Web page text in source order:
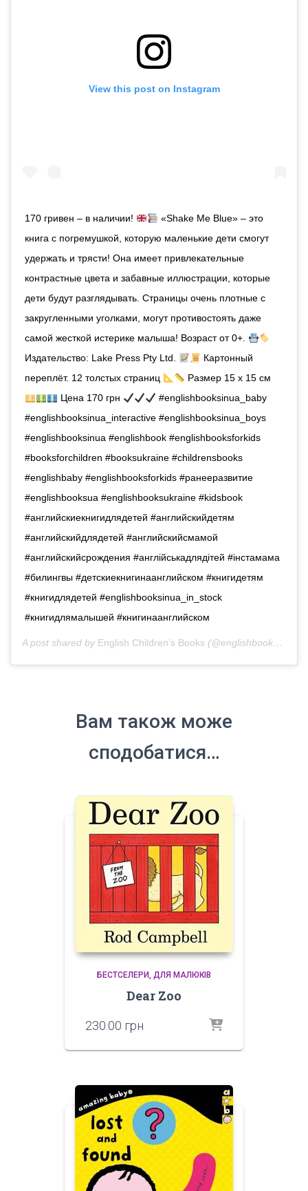
View this post on Instagram
170 гривен – в наличии!
«Shake Me Blue» – это
книга с погремушкой, которую маленькие дети смогут
удержать и трясти! Она имеет привлекательные
контрастные цвета и забавные иллюстрации, которые
дети будут разглядывать. Страницы очень плотные с
закругленными уголками, могут противостоять даже
самой жесткой истерике малыша! Возраст от 0+.
Издательство: Lake Press Pty Ltd.
Картонный
переплёт. 12 толстых страниц
Размер 15 x 15 см
Цена 170 грн
#englishbooksinua_baby
#englishbooksinua_interactive #englishbooksinua_boys
#englishbooksinua #englishbook #englishbooksforkids
#booksforchildren #booksukraine #childrensbooks
#englishbaby #englishbooksforkids #ранееразвитие
#englishbooksua #englishbooksukraine #kidsbook
#английскиекнигидлядетей #английскийдетям
#английскийдлядетей #английскийсмамой
#английскийсрождения #англійськадлядітей #iнстамама
#билингвы #детскиекнигинаанглийском #книгидетям
#книгидлядетей #englishbooksinua_in_stock
#книгидлямалышей #книгинаанглийском
A post shared by English Children’s Books (@englishbooks.in.ua) on
Вам також може
сподобатися…
БЕСТСЕЛЕРИ ДЛЯ МАЛЮКІВ
Dear Zoo
230.00 грн